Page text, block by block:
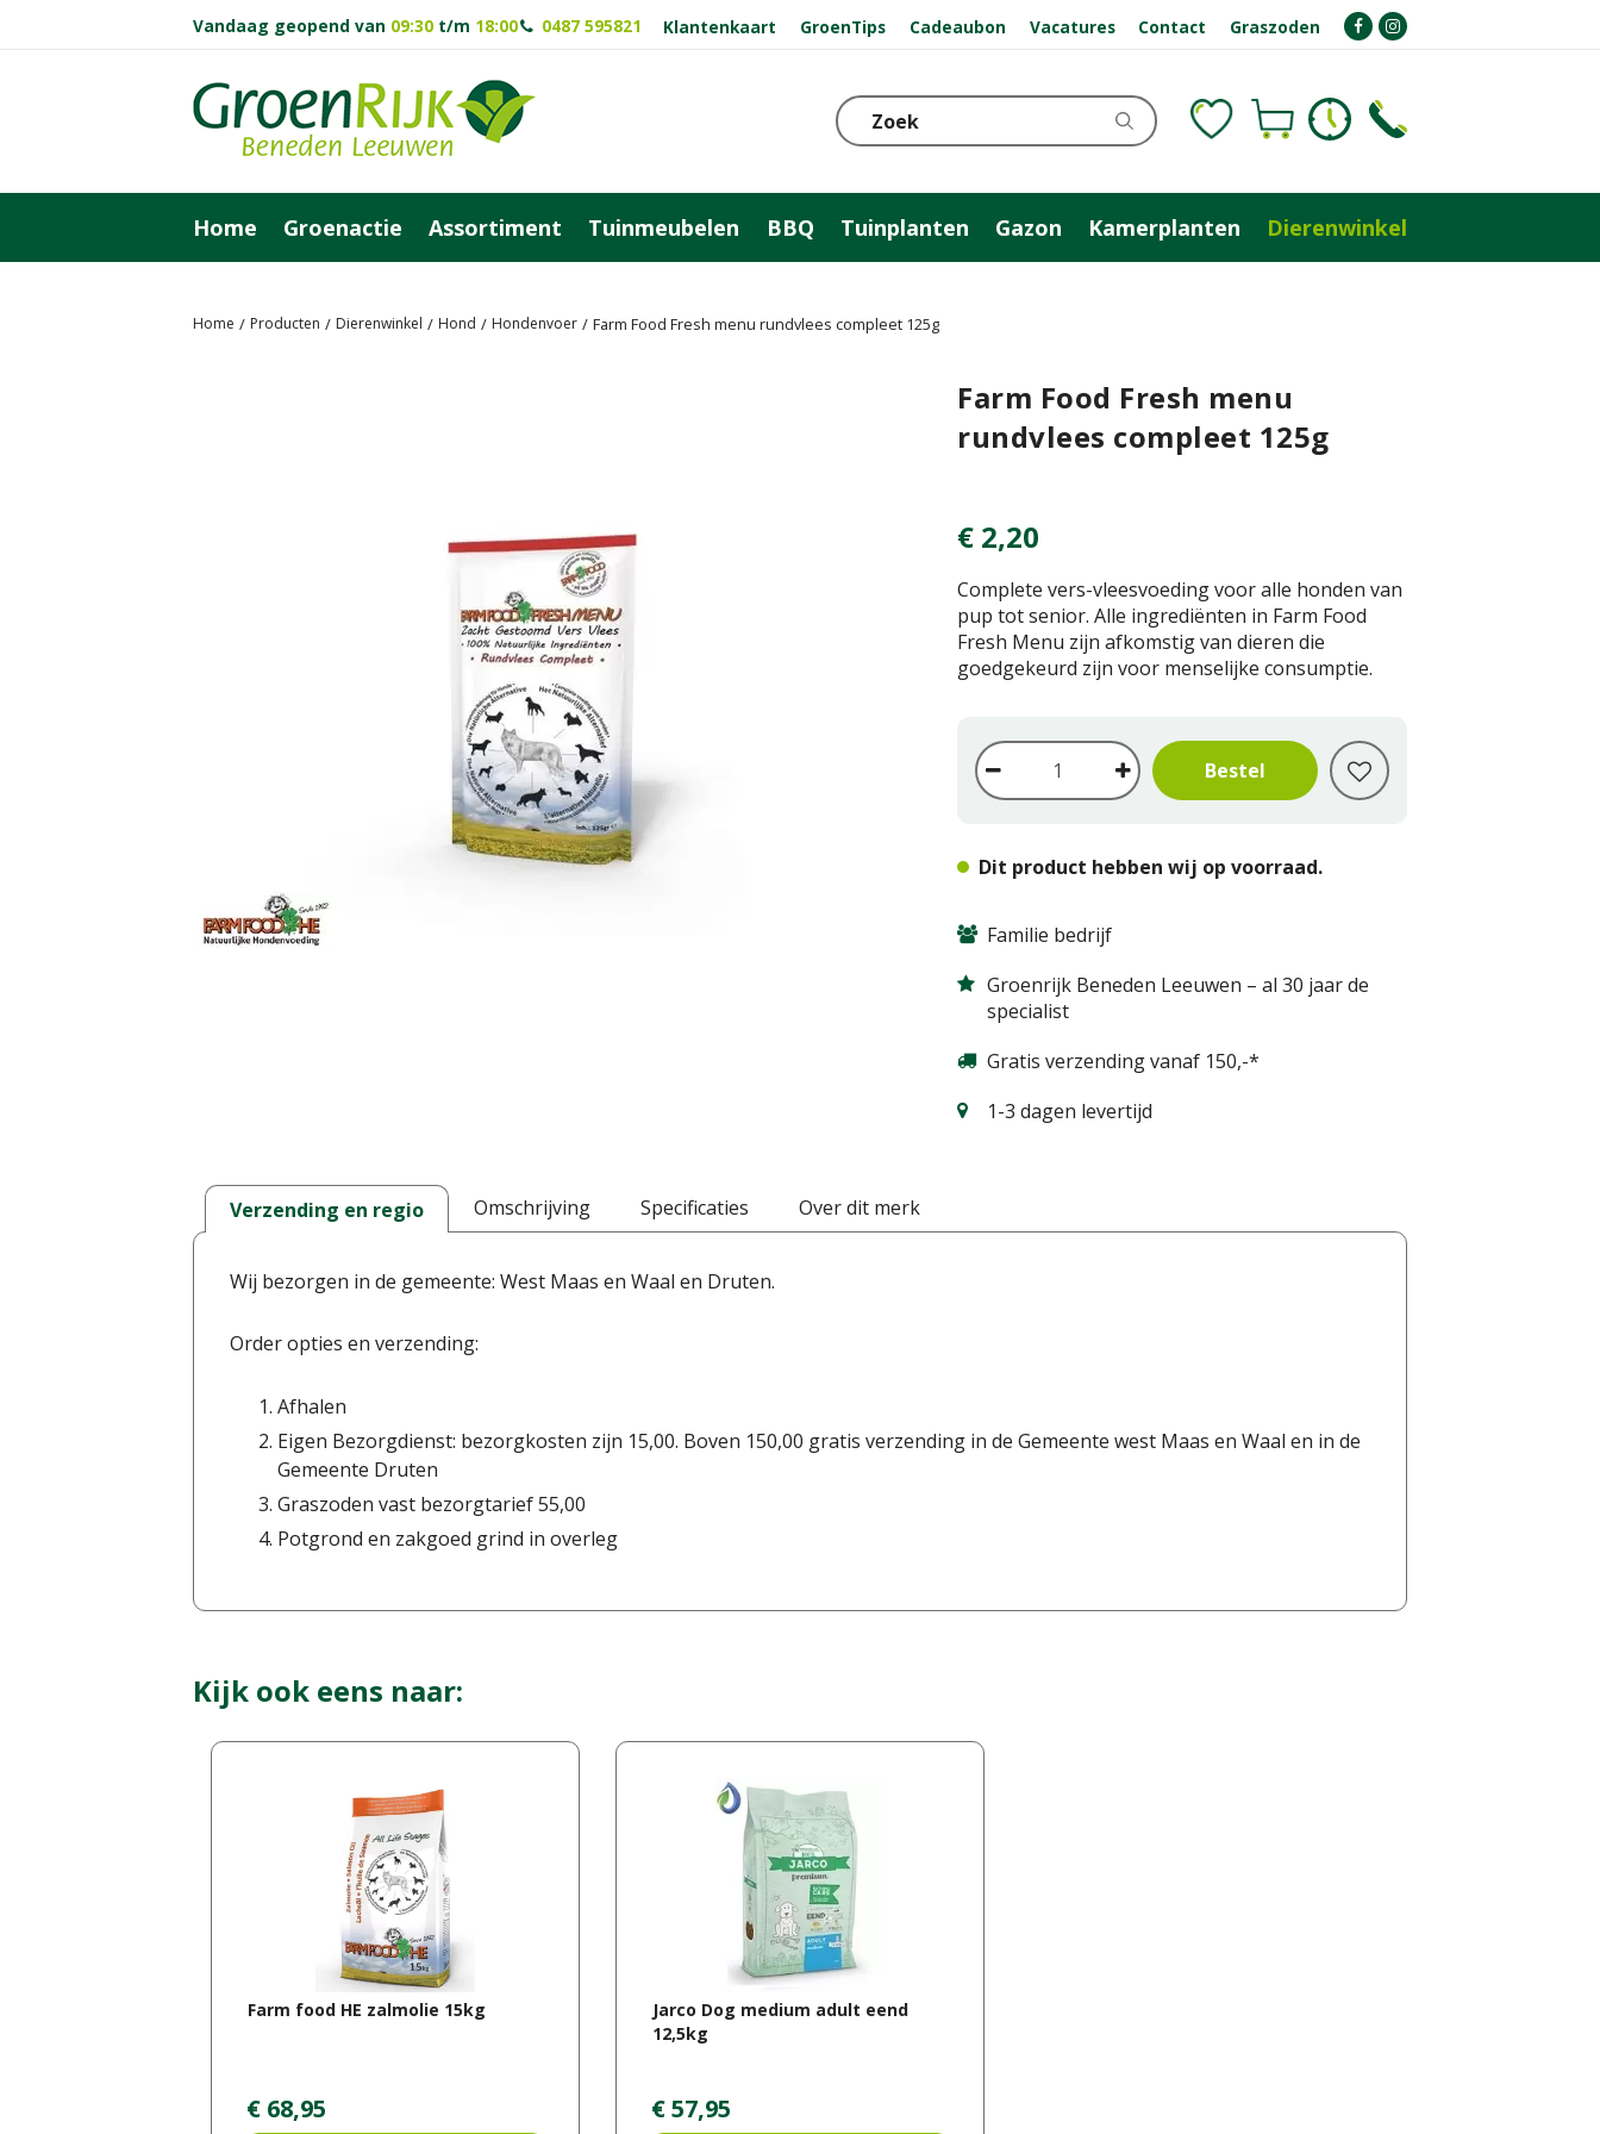
Home Producten Dierenwinkel Hond Hondenvoer Farm Food Fresh menu rundvlees compleet 125g
Vandaag geopend van 09:30 t/m 18:00 0487 595821 Klantenkaart GroenTips Cadeaubon Vacatures Contact Graszoden
Home Groenactie Assortiment Tuinmeubelen BBQ Tuinplanten Gazon Kamerplanten Dierenwinkel
Farm Food Fresh menu
rundvlees compleet 125g
€ 2,20
Complete vers-vleesvoeding voor alle honden van
pup tot senior. Alle ingrediënten in Farm Food
Fresh Menu zijn afkomstig van dieren die
goedgekeurd zijn voor menselijke consumptie.
Dit product hebben wij op voorraad.
Familie bedrijf
Groenrijk Beneden Leeuwen – al 30 jaar de
specialist
Gratis verzending vanaf 150,-*
1-3 dagen levertijd
Verzending en regio Omschrijving Specificaties Over dit merk
Wij bezorgen in de gemeente: West Maas en Waal en Druten.
Order opties en verzending:
Afhalen
Eigen Bezorgdienst: bezorgkosten zijn 15,00. Boven 150,00 gratis verzending in de Gemeente west Maas en Waal en in de
Gemeente Druten
Graszoden vast bezorgtarief 55,00
Potgrond en zakgoed grind in overleg
Kijk ook eens naar:
Farm food HE zalmolie 15kg
€ 68,95
Jarco Dog medium adult eend
12,5kg
€57,95